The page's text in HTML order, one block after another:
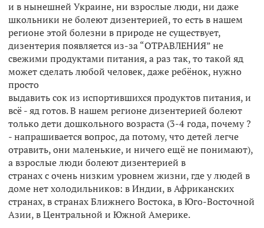
и в нынешней Украине, ни взрослые люди, ни даже
школьники не болеют дизентерией, то есть в нашем
регионе этой болезни в природе не существует,
дизентерия появляется из-за “ОТРАВЛЕНИЯ” не
свежими продуктами питания, а раз так, то такой яд
может сделать любой человек, даже ребёнок, нужно
просто
выдавить сок из испортившихся продуктов питания, и
всё - яд готов. В нашем регионе дизентерией болеют
только дети дошкольного возраста (3-4 года, почему ?
- напрашивается вопрос, да потому, что детей легче
отравить, они маленькие, и ничего ещё не понимают),
а взрослые люди болеют дизентерией в
странах с очень низким уровнем жизни, где у людей в
доме нет холодильников: в Индии, в Африканских
странах, в странах Ближнего Востока, в Юго-Восточной
Азии, в Центральной и Южной Америке.